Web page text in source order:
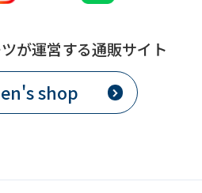
が運営する通販サイト
shop